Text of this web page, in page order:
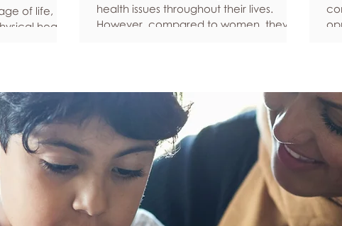
of life, but
health,
can
improve
more
this
health issues throughout their lives.
However, compared to women, they’re
and wellbeing. Schedule regular health
screenings Health check-ups and
screenings are a way of identifying any
health issues or determining whether
someone has a higher chance of
developing a health issue so that ear